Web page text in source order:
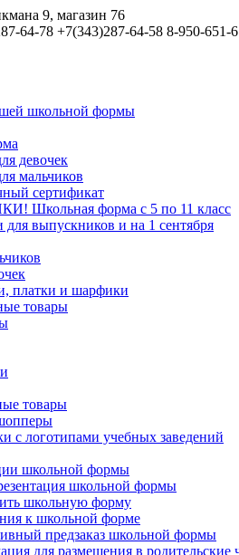
9, магазин 76
64-78 +7(343)287-64-58 8-950-651-
школьной формы
девочек
мальчиков
сертификат
Школьная форма с 5 по 11 класс
для выпускников и на 1 сентября
платки и шарфики
товары
товары
с логотипами учебных заведений
школьной формы
школьной формы
школьную форму
к школьной форме
предзаказ школьной формы
для размещения в родительские